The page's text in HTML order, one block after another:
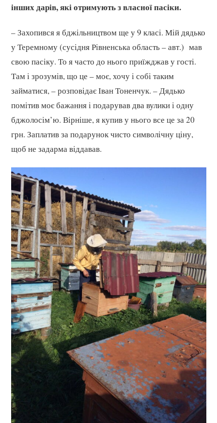
інших дарів, які отримують з власної пасіки.
– Захопився я бджільництвом ще у 9 класі. Мій дядько
у Теремному (сусідня Рівненська область – авт.) мав
свою пасіку. То я часто до нього приїжджав у гості.
Там і зрозумів, що це – моє, хочу і собі таким
займатися, – розповідає Іван Тоненчук. – Дядько
помітив моє бажання і подарував два вулики і одну
бджолосім’ю. Вірніше, я купив у нього все це за 20
грн. Заплатив за подарунок чисто символічну ціну,
щоб не задарма віддавав.